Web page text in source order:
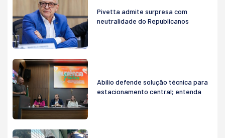
Pivetta admite surpresa com
neutralidade do Republicanos
Abilio defende solução técnica para
estacionamento central; entenda